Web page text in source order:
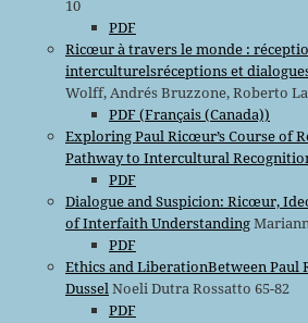
10
PDF
Ricœur à travers le monde :
interculturelsréceptions et
Wolff, Andrés Bruzzone, Roberto
PDF (Français (Canada))
Exploring Paul Ricœur’s Course of
Pathway to Intercultural
PDF
Dialogue and Suspicion: Ricœur,
of Interfaith Understanding
PDF
Ethics and LiberationBetween Paul
DusselNoeli Dutra Rossatto 65-82
PDF